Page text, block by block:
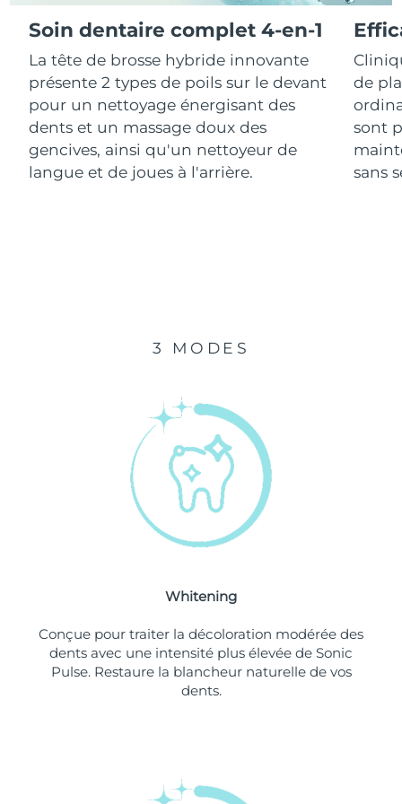
Soin dentaire complet 4-en-1
La tête de brosse hybride innovante
présente 2 types de poils sur le devant
pour un nettoyage énergisant des
dents et un massage doux des
gencives, ainsi qu'un nettoyeur de
langue et de joues à l'arrière.
de
sont
sans
3 MODES
Whitening
Conçue pour traiter la décoloration modérée des
dents avec une intensité plus élevée de Sonic
Pulse. Restaure la blancheur naturelle de vos
dents.
R.A.S. chinoise de
Macao
Malaisie Livraison estimée 8/12/26
Malte Livraison estimée 8/9/26
Mexique
Livraison estimée
Livraison estimée
Livraison estimée
Livraison estimée
Livraison estimée
La Réunion Livraison estimée8/14/26